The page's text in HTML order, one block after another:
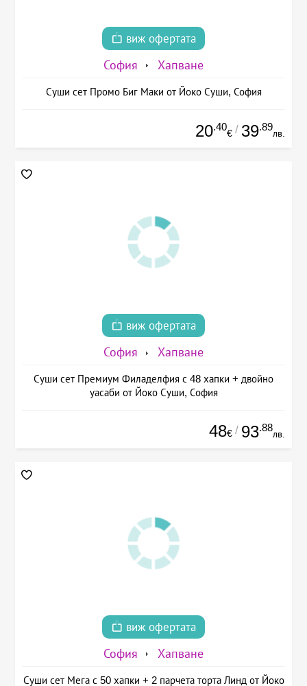
виж офертата
София Хапване
Суши сет Промо Биг Маки от Йоко Суши, София
20.40
€ / 39.89
лв.
виж офертата
София Хапване
Суши сет Премиум Филаделфия с 48 хапки + двойно
уасаби от Йоко Суши, София
48€ / 93.88
лв.
виж офертата
София Хапване
Суши сет Мега с 50 хапки + 2 парчета торта Линд от Йоко